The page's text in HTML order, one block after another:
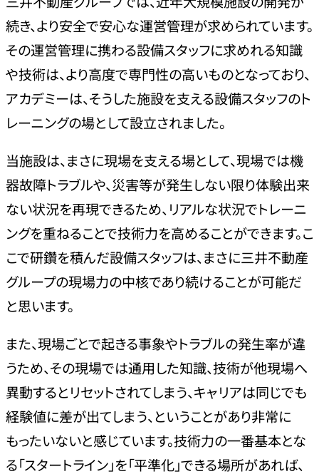
続き、より安全で安心な運営管理が求められています。
その運営管理に携わる設備スタッフに求めれる知識
や技術は、より高度で専門性の高いものとなっており、
アカデミーは、そうした施設を支える設備スタッフのト
レーニングの場として設立されました。
当施設は、まさに現場を支える場として、現場では機
器故障トラブルや、災害等が発生しない限り体験出来
ない状況を再現できるため、リアルな状況でトレーニ
ングを重ねることで技術力を高めることができます。こ
こで研鑽を積んだ設備スタッフは、まさに三井不動産
グループの現場力の中核であり続けることが可能だ
と思います。
また、現場ごとで起きる事象やトラブルの発生率が違
うため、その現場では通用した知識、技術が他現場へ
異動するとリセットされてしまう、キャリアは同じでも
経験値に差が出てしまう、ということがあり非常に
もったいないと感じています。技術力の一番基本とな
る「スタートライン」を「平準化」できる場所があれば、